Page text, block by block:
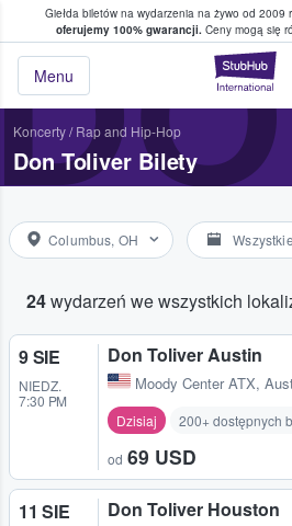
Giełda biletów na wydarzenia na żywo od 2009
oferujemy 100% gwarancji. Ceny mogą się
Menu
w którym fani i
Koncerty/ Rap and Hip-Hop
Don Toliver Bilety
Columbus, OH
24wydarzeń we wszystkich
9 SIE
NIEDZ.
7:30 PM
Don Toliver Austin
Moody Center ATX,
Dzisiaj 200+ dostępnych
od 69 USD
11 SIE Don Toliver Houston